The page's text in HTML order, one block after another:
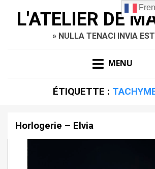
L'ATELIER DE
» NULLA TENACI INVIA
MENU
ÉTIQUETTE :
Horlogerie – Elvia